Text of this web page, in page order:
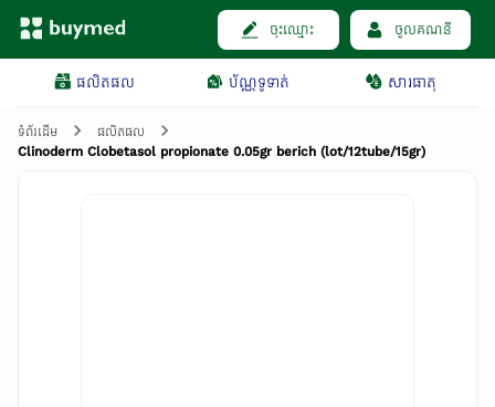
ចុះឈ្មោះ ចូលគណនី
ផលិតផល ប័ណ្ណទូទាត់ សារធាតុ
ទំព័រដើម
ផលិតផល
Clinoderm Clobetasol propionate 0.05gr berich (lot/12tube/15gr)